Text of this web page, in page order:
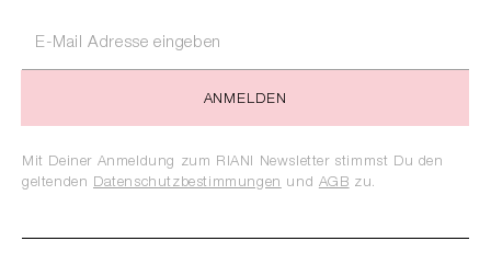
ANMELDEN
Mit Deiner Anmeldung zum RIANI Newsletter stimmst Du den
geltenden Datenschutzbestimmungen und AGB zu.